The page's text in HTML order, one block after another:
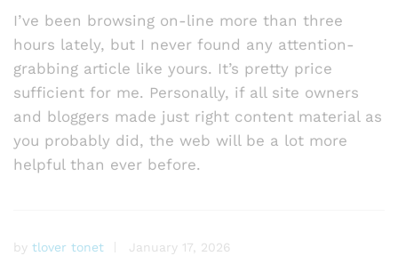
I’ve been browsing on-line more than three
hours lately, but I never found any attention-
grabbing article like yours. It’s pretty price
sufficient for me. Personally, if all site owners
and bloggers made just right content material as
you probably did, the web will be a lot more
helpful than ever before.
by tlover tonet January 17, 2026